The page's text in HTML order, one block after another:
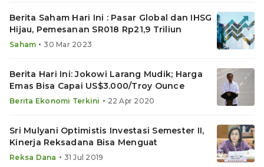
Berita Saham Hari Ini : Pasar Global dan IHSG
Hijau, Pemesanan SR018 Rp21,9 Triliun
Saham • 30 Mar 2023
Berita Hari Ini: Jokowi Larang Mudik; Harga
Emas Bisa Capai US$3.000/Troy Ounce
Berita Ekonomi Terkini • 22 Apr 2020
Sri Mulyani Optimistis Investasi Semester II,
Kinerja Reksadana Bisa Menguat
Reksa Dana • 31 Jul 2019